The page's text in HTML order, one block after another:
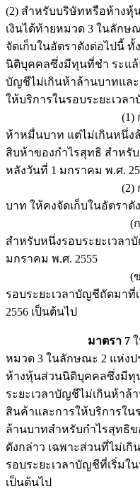
(2) สำหรับบริษัทหรือห้าง
เงินได้ท้ายหมวด 3 ในลักษ
จัดเก็บในอัตราดังต่อไปนี้
นิติบุคคลซึ่งมีทุนที่ชำ ระแล้
บัญชีไม่เกินห้าล้านบาทแล
ให้บริการในรอบระยะเวล
(1) กำไรสุทธิเ
ห้าหมื่นบาท แต่ไม่เกินหนึ่ง
สิบห้าของกำไรสุทธิ สำหรั
หลังวันที่ 1 มกราคม พ.ศ.
(2) กำไรสุทธิเ
บาท ให้คงจัดเก็บในอัตราดั
(ก) ร้อยละยี่สิ
สำหรับหนึ่งรอบระยะเวลา
มกราคม พ.ศ. 2555
(ข) ร้อยละยี่สิบ
รอบระยะเวลาบัญชีถัดมาที่
2556 เป็นต้นไป
มาตรา 7
หมวด 3 ในลักษณะ 2 แห่ง
ห้างหุ้นส่วนนิติบุคคลซึ่งมีทุ
ระยะเวลาบัญชีไม่เกินห้าล้
สินค้าและการให้บริการใน
ล้านบาทสำหรับกำไรสุทธิ
ดังกล่าว เฉพาะส่วนที่ไม่เ
รอบระยะเวลาบัญชีที่เริ่มใ
เป็นต้นไป